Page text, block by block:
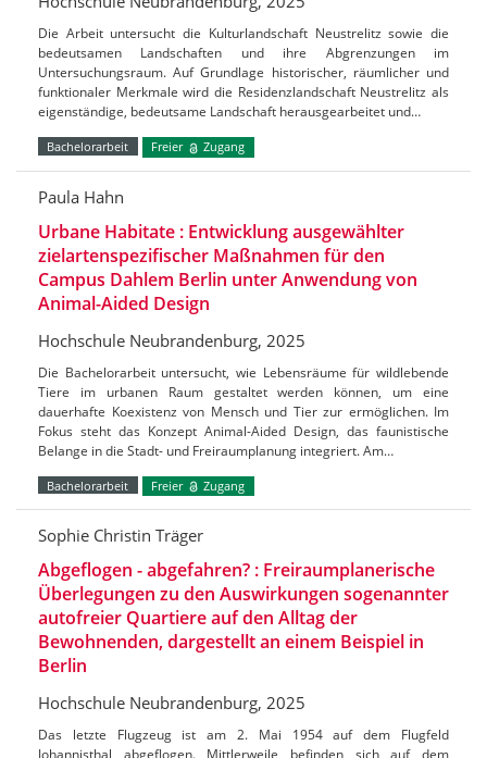
Die Arbeit untersucht die Kulturlandschaft Neustrelitz sowie die
bedeutsamen Landschaften und ihre Abgrenzungen im
Untersuchungsraum. Auf Grundlage historischer, räumlicher und
funktionaler Merkmale wird die Residenzlandschaft Neustrelitz als
eigenständige, bedeutsame Landschaft herausgearbeitet und…
Bachelorarbeit Freier Zugang
Paula Hahn
Urbane Habitate : Entwicklung ausgewählter
zielartenspezifischer Maßnahmen für den
Campus Dahlem Berlin unter Anwendung von
Animal-Aided Design
Hochschule Neubrandenburg, 2025
Die Bachelorarbeit untersucht, wie Lebensräume für wildlebende
Tiere im urbanen Raum gestaltet werden können, um eine
dauerhafte Koexistenz von Mensch und Tier zur ermöglichen. Im
Fokus steht das Konzept Animal-Aided Design, das faunistische
Belange in die Stadt- und Freiraumplanung integriert. Am…
Bachelorarbeit Freier Zugang
Sophie Christin Träger
Abgeflogen - abgefahren? : Freiraumplanerische
Überlegungen zu den Auswirkungen sogenannter
autofreier Quartiere auf den Alltag der
Bewohnenden, dargestellt an einem Beispiel in
Berlin
Hochschule Neubrandenburg, 2025
Das letzte Flugzeug ist am 2. Mai 1954 auf dem Flugfeld
Johannisthal abgeflogen. Mittlerweile befinden sich auf dem